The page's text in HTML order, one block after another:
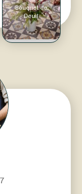
Bouquet de
Deuil